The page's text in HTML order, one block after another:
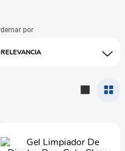
RELEVANCIA